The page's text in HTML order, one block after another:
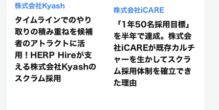
株式会社Kyash
タイムラインでのやり
取りの積み重ねを候補
者のアトラクトに活
用！HERP Hireが支
える株式会社Kyashの
スクラム採用
株式会社iCARE
「1年50名採用目標」
を半年で達成。株式会
社iCAREが既存カルチ
ャーを生かしてスクラ
ム採用体制を確立でき
た理由